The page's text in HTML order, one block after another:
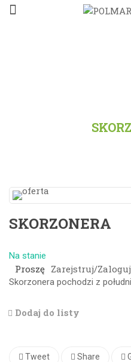
SKORZONERA
Na stanie
Proszę Zarejstruj/Zaloguj
Skorzonera pochodzi z
Dodaj do listy
Tweet Share